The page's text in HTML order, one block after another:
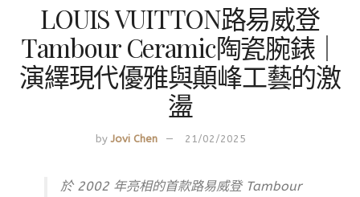
LOUIS VUITTON路易威登
Tambour Ceramic陶瓷腕錶｜
演繹現代優雅與顛峰工藝的激
盪
by Jovi Chen 21/02/2025
於 2002 年亮相的首款路易威登 Tambour